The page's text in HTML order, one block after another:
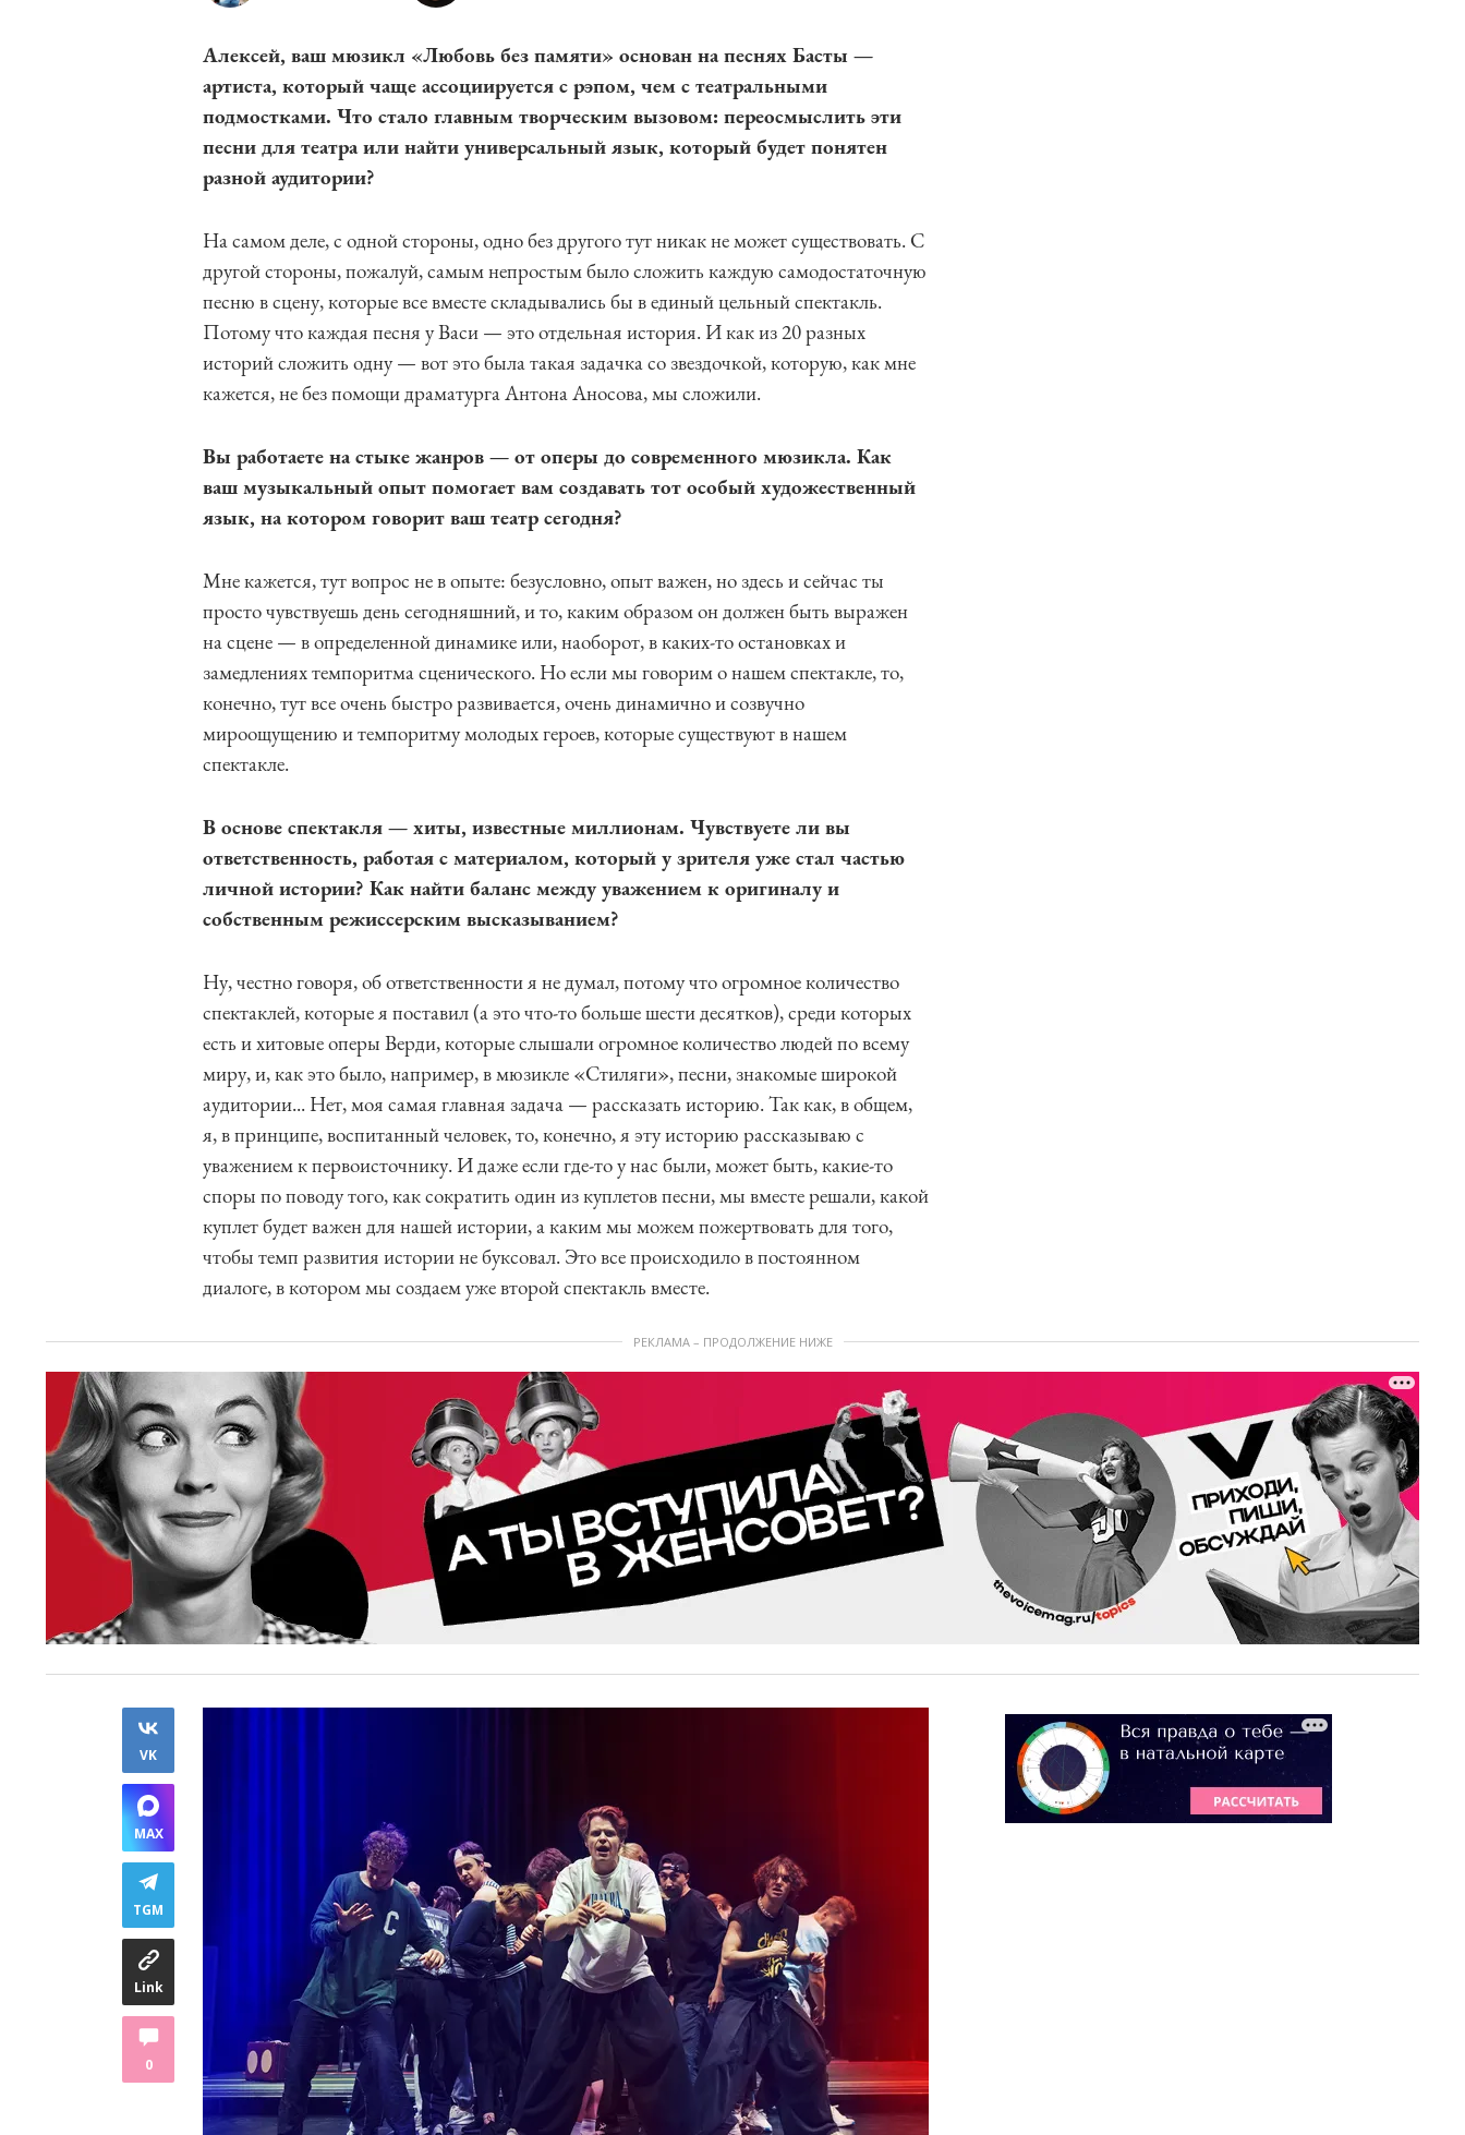
Алексей, ваш мюзикл «Любовь без памяти» основан на песнях Басты —
артиста, который чаще ассоциируется с рэпом, чем с театральными
подмостками. Что стало главным творческим вызовом: переосмыслить эти
песни для театра или найти универсальный язык, который будет понятен
разной аудитории?
На самом деле, с одной стороны, одно без другого тут никак не может существовать. С
другой стороны, пожалуй, самым непростым было сложить каждую самодостаточную
песню в сцену, которые все вместе складывались бы в единый цельный спектакль.
Потому что каждая песня у Васи — это отдельная история. И как из 20 разных
историй сложить одну — вот это была такая задачка со звездочкой, которую, как мне
кажется, не без помощи драматурга Антона Аносова, мы сложили.
Вы работаете на стыке жанров — от оперы до современного мюзикла. Как
ваш музыкальный опыт помогает вам создавать тот особый художественный
язык, на котором говорит ваш театр сегодня?
Мне кажется, тут вопрос не в опыте: безусловно, опыт важен, но здесь и сейчас ты
просто чувствуешь день сегодняшний, и то, каким образом он должен быть выражен
на сцене — в определенной динамике или, наоборот, в каких-то остановках и
замедлениях темпоритма сценического. Но если мы говорим о нашем спектакле, то,
конечно, тут все очень быстро развивается, очень динамично и созвучно
мироощущению и темпоритму молодых героев, которые существуют в нашем
спектакле.
В основе спектакля — хиты, известные миллионам. Чувствуете ли вы
ответственность, работая с материалом, который у зрителя уже стал частью
личной истории? Как найти баланс между уважением к оригиналу и
собственным режиссерским высказыванием?
Ну, честно говоря, об ответственности я не думал, потому что огромное количество
спектаклей, которые я поставил (а это что-то больше шести десятков), среди которых
есть и хитовые оперы Верди, которые слышали огромное количество людей по всему
миру, и, как это было, например, в мюзикле «Стиляги», песни, знакомые широкой
аудитории... Нет, моя самая главная задача — рассказать историю. Так как, в общем,
я, в принципе, воспитанный человек, то, конечно, я эту историю рассказываю с
уважением к первоисточнику. И даже если где-то у нас были, может быть, какие-то
споры по поводу того, как сократить один из куплетов песни, мы вместе решали, какой
куплет будет важен для нашей истории, а каким мы можем пожертвовать для того,
чтобы темп развития истории не буксовал. Это все происходило в постоянном
диалоге, в котором мы создаем уже второй спектакль вместе.
РЕКЛАМА – ПРОДОЛЖЕНИЕ НИЖЕ
VK
MAX
TGM
Link
0